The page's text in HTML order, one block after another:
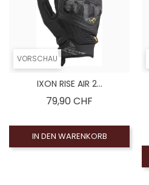
VORSCHAU
IXON RISE AIR 2...
79,90 CHF
IN DEN WARENKORB